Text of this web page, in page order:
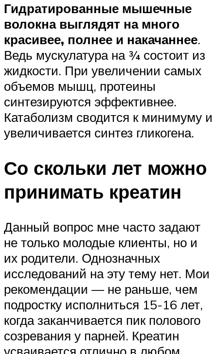
Гидратированные мышечные
волокна выглядят на много
красивее, полнее и накачаннее.
Ведь мускулатура на ¾ состоит из
жидкости. При увеличении самых
объемов мышц, протеины
синтезируются эффективнее.
Катаболизм сводится к минимуму и
увеличивается синтез гликогена.
Со скольки лет можно
принимать креатин
Данный вопрос мне часто задают
не только молодые клиенты, но и
их родители. Однозначных
исследований на эту тему нет. Мои
рекомендации — не раньше, чем
подростку исполниться 15-16 лет,
когда заканчивается пик полового
созревания у парней. Креатин